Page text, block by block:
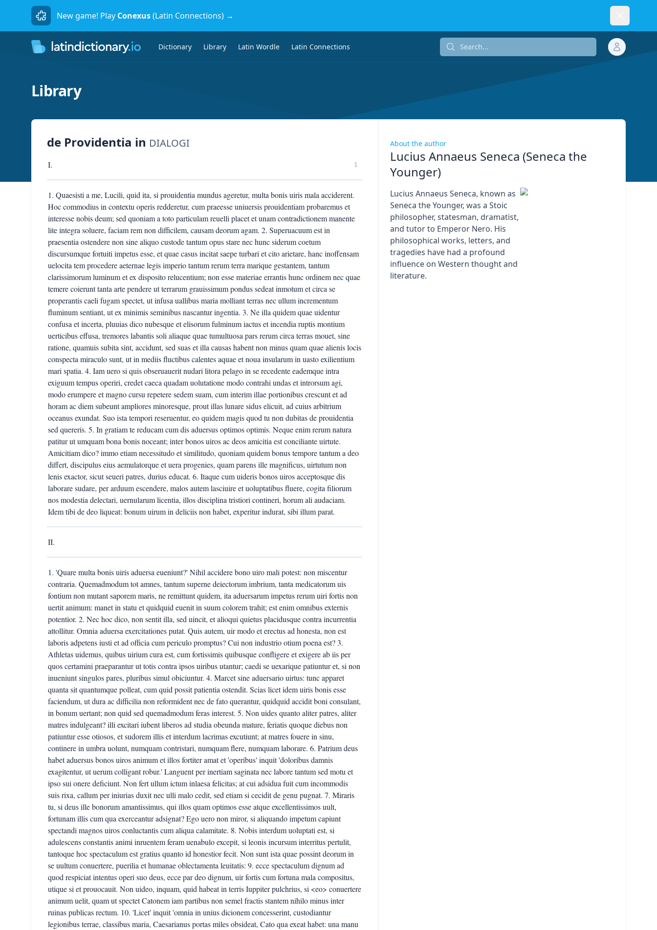
New game! Play Conexus(Latin Connections) →
Dictionary Library Latin Wordle Latin Connections Search...
Library
de Providentia in DIALOGI
I. 1
1. Quaesisti a me, Lucili, quid ita, si prouidentia mundus ageretur, multa bonis uiris mala acciderent.
Hoc commodius in contextu operis redderetur, cum praeesse uniuersis prouidentiam probaremus et
interesse nobis deum; sed quoniam a toto particulam reuelli placet et unam contradictionem manente
lite integra soluere, faciam rem non difficilem, causam deorum agam. 2. Superuacuum est in
praesentia ostendere non sine aliquo custode tantum opus stare nec hunc siderum coetum
discursumque fortuiti impetus esse, et quae casus incitat saepe turbari et cito arietare, hanc inoffensam
uelocita tem procedere aeternae legis imperio tantum rerum terra marique gestantem, tantum
clarissimorum luminum et ex disposito relucentium; non esse materiae errantis hunc ordinem nec quae
temere coierunt tanta arte pendere ut terrarum grauissimum pondus sedeat inmotum et circa se
properantis caeli fugam spectet, ut infusa uallibus maria molliant terras nec ullum incrementum
fluminum sentiant, ut ex minimis seminibus nascantur ingentia. 3. Ne illa quidem quae uidentur
confusa et incerta, pluuias dico nubesque et elisorum fulminum iactus et incendia ruptis montium
uerticibus effusa, tremores labantis soli aliaque quae tumultuosa pars rerum circa terras mouet, sine
ratione, quamuis subita sint, accidunt, sed suas et illa causas habent non minus quam quae alienis locis
conspecta miraculo sunt, ut in mediis fluctibus calentes aquae et noua insularum in uasto exilientium
mari spatia. 4. Iam uero si quis obseruauerit nudari litora pelago in se recedente eademque intra
exiguum tempus operiri, credet caeca quadam uolutatione modo contrahi undas et introrsum agi,
modo erumpere et magno cursu repetere sedem suam, cum interim illae portionibus crescunt et ad
horam ac diem subeunt ampliores minoresque, prout illas lunare sidus elicuit, ad cuius arbitrium
oceanus exundat. Suo ista tempori reseruentur, eo quidem magis quod tu non dubitas de prouidentia
sed quereris. 5. In gratiam te reducam cum dis aduersus optimos optimis. Neque enim rerum natura
patitur ut umquam bona bonis noceant; inter bonos uiros ac deos amicitia est conciliante uirtute.
Amicitiam dico? immo etiam necessitudo et similitudo, quoniam quidem bonus tempore tantum a deo
differt, discipulus eius aemulatorque et uera progenies, quam parens ille magnificus, uirtutum non
lenis exactor, sicut seueri patres, durius educat. 6. Itaque cum uideris bonos uiros acceptosque dis
laborare sudare, per arduum escendere, malos autem lasciuire et uoluptatibus fluere, cogita filiorum
nos modestia delectari, uernularum licentia, illos disciplina tristiori contineri, horum ali audaciam.
Idem tibi de deo liqueat: bonum uirum in deliciis non habet, experitur indurat, sibi illum parat.
II.
1. 'Quare multa bonis uiris aduersa eueniunt?' Nihil accidere bono uiro mali potest: non miscentur
contraria. Quemadmodum tot amnes, tantum superne deiectorum imbrium, tanta medicatorum uis
fontium non mutant saporem maris, ne remittunt quidem, ita aduersarum impetus rerum uiri fortis non
uertit animum: manet in statu et quidquid euenit in suum colorem trahit; est enim omnibus externis
potentior. 2. Nec hoc dico, non sentit illa, sed uincit, et alioqui quietus placidusque contra incurrentia
attollitur. Omnia aduersa exercitationes putat. Quis autem, uir modo et erectus ad honesta, non est
laboris adpetens iusti et ad officia cum periculo promptus? Cui non industrio otium poena est? 3.
Athletas uidemus, quibus uirium cura est, cum fortissimis quibusque confligere et exigere ab iis per
quos certamini praeparantur ut totis contra ipsos uiribus utantur; caedi se uexarique patiuntur et, si non
inueniunt singulos pares, pluribus simul obiciuntur. 4. Marcet sine aduersario uirtus: tunc apparet
quanta sit quantumque polleat, cum quid possit patientia ostendit. Scias licet idem uiris bonis esse
faciendum, ut dura ac difficilia non reformident nec de fato querantur, quidquid accidit boni consulant,
in bonum uertant; non quid sed quemadmodum feras interest. 5. Non uides quanto aliter patres, aliter
matres indulgeant? illi excitari iubent liberos ad studia obeunda mature, feriatis quoque diebus non
patiuntur esse otiosos, et sudorem illis et interdum lacrimas excutiunt; at matres fouere in sinu,
continere in umbra uolunt, numquam contristari, numquam flere, numquam laborare. 6. Patrium deus
habet aduersus bonos uiros animum et illos fortiter amat et 'operibus' inquit 'doloribus damnis
exagitentur, ut uerum colligant robur.' Languent per inertiam saginata nec labore tantum sed motu et
ipso sui onere deficiunt. Non fert ullum ictum inlaesa felicitas; at cui adsidua fuit cum incommodis
suis rixa, callum per iniurias duxit nec ulli malo cedit, sed etiam si cecidit de genu pugnat. 7. Miraris
tu, si deus ille bonorum amantissimus, qui illos quam optimos esse atque excellentissimos uult,
fortunam illis cum qua exerceantur adsignat? Ego uero non miror, si aliquando impetum capiunt
spectandi magnos uiros conluctantis cum aliqua calamitate. 8. Nobis interdum uoluptati est, si
adulescens constantis animi inruentem feram uenabulo excepit, si leonis incursum interritus pertulit,
tantoque hoc spectaculum est gratius quanto id honestior fecit. Non sunt ista quae possint deorum in
se uultum conuertere, puerilia et humanae oblectamenta leuitatis: 9. ecce spectaculum dignum ad
quod respiciat intentus operi suo deus, ecce par deo dignum, uir fortis cum fortuna mala compositus,
utique si et prouocauit. Non uideo, inquam, quid habeat in terris Iuppiter pulchrius, si <eo> conuertere
animum uelit, quam ut spectet Catonem iam partibus non semel fractis stantem nihilo minus inter
ruinas publicas rectum. 10. 'Licet' inquit 'omnia in unius dicionem concesserint, custodiantur
legionibus terrae, classibus maria, Caesarianus portas miles obsideat, Cato qua exeat habet: una manu
About the author
Lucius Annaeus Seneca (Seneca the
Younger)
Lucius Annaeus Seneca, known as
Seneca the Younger, was a Stoic
philosopher, statesman, dramatist,
and tutor to Emperor Nero. His
philosophical works, letters, and
tragedies have had a profound
influence on Western thought and
literature.